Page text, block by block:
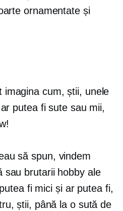
ornamentate și
imagina cum, știi, unele
putea fi sute sau mii,
să spun, vindem
sau brutarii hobby ale
fi mici și ar putea fi,
știi, până la o sută de